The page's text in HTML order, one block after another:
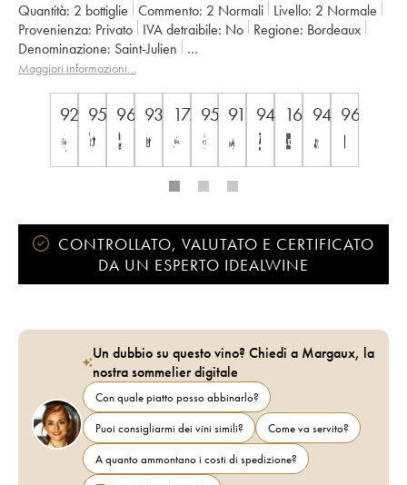
Quantità: 2 bottiglie Commento: 2 Normali Livello: 2 Normale
Provenienza:
privato IVA detraibile: no Regione:
Bordeaux
Denominazione:
Saint-Julien
Classificazione:
4ème Grand Cru Classé
Maggiori informazioni…
92 95 96 93 17.595 91 94 16,5/20
94 96
CONTROLLATO, VALUTATO E CERTIFICATO
DA UN ESPERTO IDEALWINE
Un dubbio su questo vino? Chiedi a Margaux, la
nostra sommelier digitale
Con quale piatto posso abbinarlo?
Puoi consigliarmi dei vini simili?
Come va servito?
A quanto ammontano i costi di spedizione?